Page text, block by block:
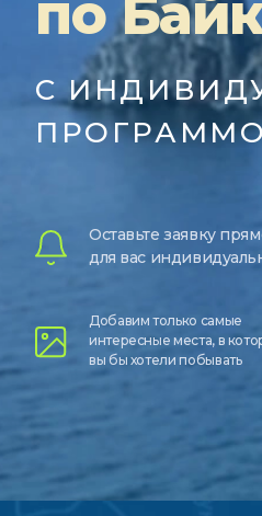
по
С
Оставьте заявку
для вас
Добавим только самые
интересные места, в
вы бы хотели побывать